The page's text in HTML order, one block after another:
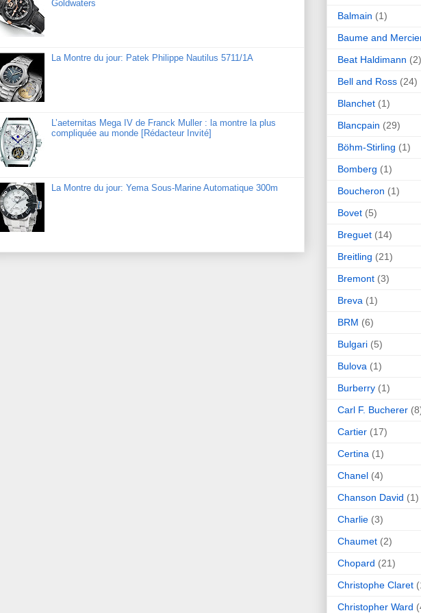
Goldwaters
La Montre du jour: Patek Philippe Nautilus 5711/1A
L’aeternitas Mega IV de Franck Muller : la montre la plus
compliquée au monde [Rédacteur Invité]
La Montre du jour: Yema Sous-Marine Automatique 300m
Balmain (1)
Baume and
Beat Haldimann (2)
Bell and Ross (24)
Blanchet (1)
Blancpain (29)
Böhm-Stirling (1)
Bomberg (1)
Boucheron (1)
Bovet (5)
Breguet (14)
Breitling (21)
Bremont (3)
Breva (1)
BRM (6)
Bulgari (5)
Bulova (1)
Burberry (1)
Carl F. Bucherer
Cartier (17)
Certina (1)
Chanel (4)
Chanson David (1)
Charlie (3)
Chaumet (2)
Chopard (21)
Christophe Claret
Christopher Ward